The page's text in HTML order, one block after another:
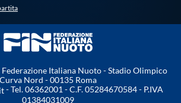
Italiana Nuoto - Stadio Olimpico
Curva Nord - 00135 Roma
- Tel. 06362001 - C.F. 05284670584 - P.IVA
01384031009